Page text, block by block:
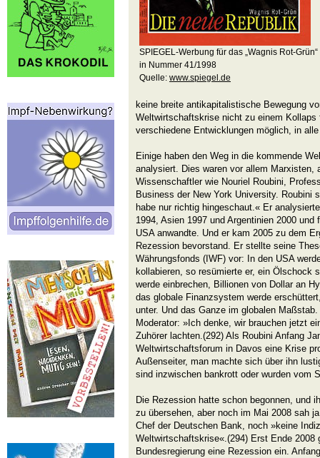
SPIEGEL-Werbung für das „Wagnis Rot-Grün“
in Nummer 41/1998
Quelle: www.spiegel.de
keine breite antikapitalistische Bewegung
Weltwirtschaftskrise nicht zu einem Kollaps
verschiedene Entwicklungen möglich, in
Einige haben den Weg in die kommende
analysiert. Dies waren vor allem Marxisten,
Wissenschaftler wie Nouriel Roubini,
Business der New York University. Roubini
habe nur richtig hingeschaut.« Er
1994, Asien 1997 und Argentinien 2000
USA anwandte. Und er kam 2005 zu dem
Rezession bevorstand. Er stellte seine
Währungsfonds (IWF) vor: In den USA
kollabieren, so resümierte er, ein Ölschock
werde einbrechen, Billionen von Dollar an
das globale Finanzsystem werde
unter. Und das Ganze im globalen
Moderator: »Ich denke, wir brauchen jetzt
Zuhörer lachten.(292) Als Roubini Anfang
Weltwirtschaftsforum in Davos eine Krise
Außenseiter, man machte sich über ihn
sind inzwischen bankrott oder wurden vom
Die Rezession hatte schon begonnen, und
zu übersehen, aber noch im Mai 2008 sah
Chef der Deutschen Bank, noch »keine
Weltwirtschaftskrise«.(294) Erst Ende 2008
Bundesregierung eine Rezession ein.